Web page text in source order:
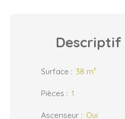
Descriptif
Surface : 38 m²
Pièces : 1
Ascenseur : Oui